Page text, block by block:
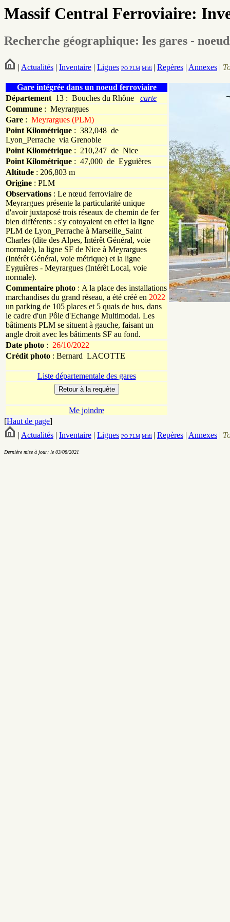
Massif Central Ferroviaire:
Recherche géographique: les gares -
| Actualités | Inventaire | Lignes PO PLM Midi | Repères | Annexes |
Gare intégrée dans un noeud ferroviaire
Département 13 : Bouches du Rhône carte
Commune : Meyrargues
Gare : Meyrargues (PLM)
Point Kilométrique : 382,048 de
Lyon_Perrache via Grenoble
Point Kilométrique : 210,247 de Nice
Point Kilométrique : 47,000 de Eyguières
Altitude : 206,803 m
Origine : PLM
Observations : Le nœud ferroviaire de
Meyrargues présente la particularité unique
d'avoir juxtaposé trois réseaux de chemin de fer
bien différents : s'y cotoyaient en effet la ligne
PLM de Lyon_Perrache à Marseille_Saint
Charles (dite des Alpes, Intérêt Général, voie
normale), la ligne SF de Nice à Meyrargues
(Intérêt Général, voie métrique) et la ligne
Eyguières - Meyrargues (Intérêt Local, voie
normale).
Commentaire photo : A la place des installations
marchandises du grand réseau, a été créé en 2022
un parking de 105 places et 5 quais de bus, dans
le cadre d'un Pôle d'Echange Multimodal. Les
bâtiments PLM se situent à gauche, faisant un
angle droit avec les bâtiments SF au fond.
Date photo : 26/10/2022
Crédit photo : Bernard LACOTTE
Liste départementale des gares
Me joindre
[Haut de page]
| Actualités | Inventaire | Lignes PO PLM Midi | Repères | Annexes |
Dernière mise à jour: le 03/08/2021